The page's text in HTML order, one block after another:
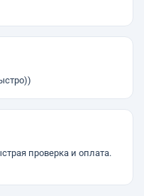
проверка и оплата.